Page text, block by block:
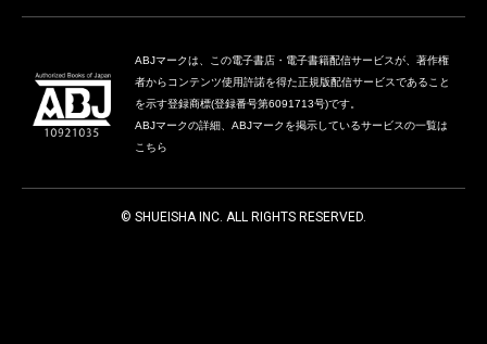
ABJマークは、この電子書店・電子書籍配信サービスが、著作権
者からコンテンツ使用許諾を得た正規版配信サービスであること
を示す登録商標(登録番号第6091713号)です。
ABJマークの詳細、ABJマークを掲示しているサービスの一覧は
こちら
© SHUEISHA INC. ALL RIGHTS RESERVED.